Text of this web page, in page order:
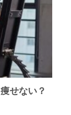
せない？